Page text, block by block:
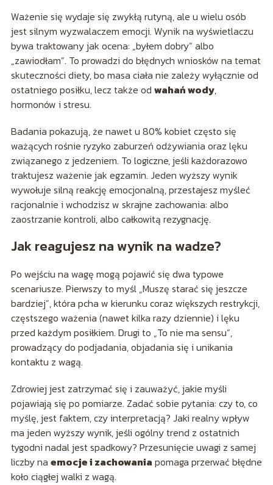
Ważenie się wydaje się zwykłą rutyną, ale u wielu osób
jest silnym wyzwalaczem emocji. Wynik na wyświetlaczu
bywa traktowany jak ocena: „byłem dobry” albo
„zawiodłam”. To prowadzi do błędnych wniosków na temat
skuteczności diety, bo masa ciała nie zależy wyłącznie od
ostatniego posiłku, lecz także od wahań wody,
hormonów i stresu.
Badania pokazują, że nawet u 80% kobiet często się
ważących rośnie ryzyko zaburzeń odżywiania oraz lęku
związanego z jedzeniem. To logiczne, jeśli każdorazowo
traktujesz ważenie jak egzamin. Jeden wyższy wynik
wywołuje silną reakcję emocjonalną, przestajesz myśleć
racjonalnie i wchodzisz w skrajne zachowania: albo
zaostrzanie kontroli, albo całkowitą rezygnację.
Jak reagujesz na wynik na wadze?
Po wejściu na wagę mogą pojawić się dwa typowe
scenariusze. Pierwszy to myśl „Muszę starać się jeszcze
bardziej”, która pcha w kierunku coraz większych restrykcji,
częstszego ważenia (nawet kilka razy dziennie) i lęku
przed każdym posiłkiem. Drugi to „To nie ma sensu”,
prowadzący do podjadania, objadania się i unikania
kontaktu z wagą.
Zdrowiej jest zatrzymać się i zauważyć, jakie myśli
pojawiają się po pomiarze. Zadać sobie pytania: czy to, co
myślę, jest faktem, czy interpretacją? Jaki realny wpływ
ma jeden wyższy wynik, jeśli ogólny trend z ostatnich
tygodni nadal jest spadkowy? Przesunięcie uwagi z samej
liczby na emocje i zachowania pomaga przerwać błędne
koło ciągłej walki z wagą.